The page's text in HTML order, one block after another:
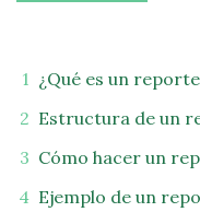
¿Qué es un
Estructura de un
Cómo hacer un
Ejemplo de un